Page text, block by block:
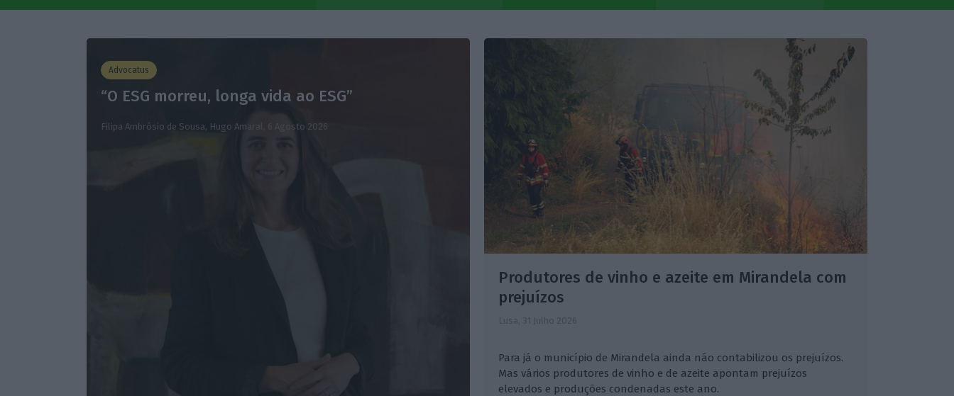
Advocatus
“O ESG morreu, longa vida ao ESG”
Filipa Ambrósio de Sousa, Hugo Amaral, 6 Agosto 2026
Produtores de vinho e azeite em Mirandela com
prejuízos
Lusa, 31 Julho 2026
Para já o município de Mirandela ainda não contabilizou os prejuízos.
Mas vários produtores de vinho e de azeite apontam prejuízos
elevados e produções condenadas este ano.